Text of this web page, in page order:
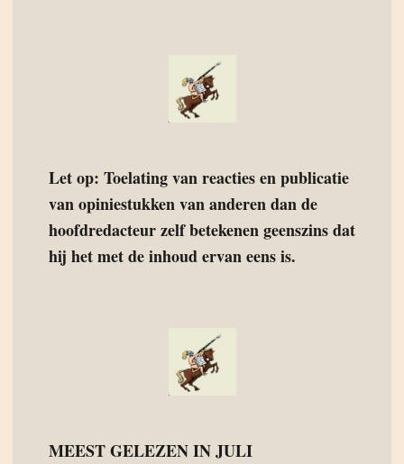
Let op: Toelating van reacties en publicatie
van opiniestukken van anderen dan de
hoofdredacteur zelf betekenen geenszins dat
hij het met de inhoud ervan eens is.
MEEST GELEZEN IN JULI